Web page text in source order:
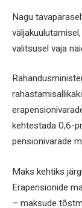
Nagu
valitsusel vaja
kehtestada 0,6-
pensionivarade
Maks kehtiks
Erapensionide
– maksude